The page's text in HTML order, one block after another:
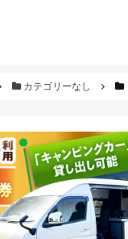
カテゴリーなし